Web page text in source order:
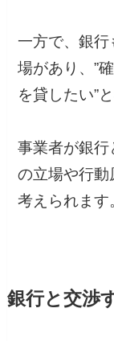
一方で、銀行
場があり、”
を貸したい”
事業者が銀
の立場や行動
考えられます
銀行と交渉